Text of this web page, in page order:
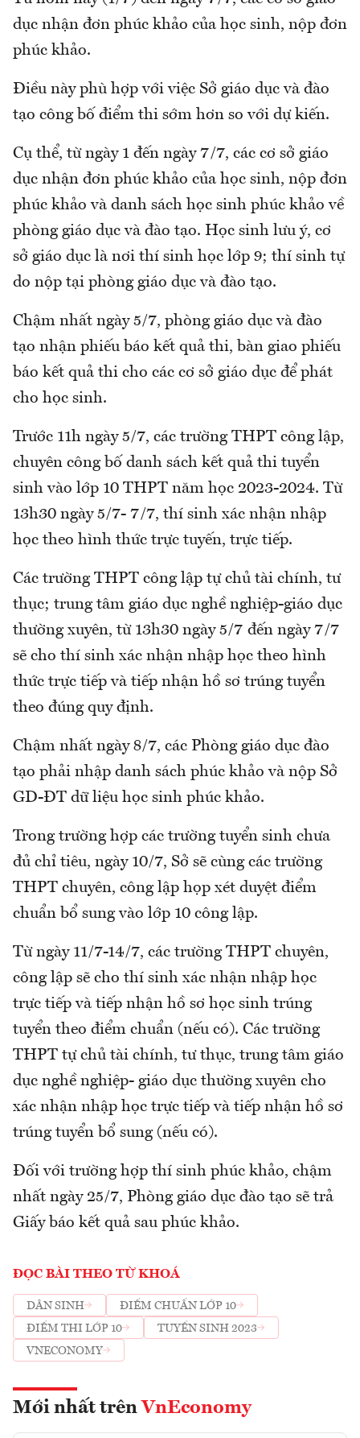
dục nhận đơn phúc khảo của học sinh, nộp đơn
phúc khảo.
Điều này phù hợp với việc Sở giáo dục và đào
tạo công bố điểm thi sớm hơn so với dự kiến.
Cụ thể, từ ngày 1 đến ngày 7/7, các cơ sở giáo
dục nhận đơn phúc khảo của học sinh, nộp đơn
phúc khảo và danh sách học sinh phúc khảo về
phòng giáo dục và đào tạo. Học sinh lưu ý, cơ
sở giáo dục là nơi thí sinh học lớp 9; thí sinh tự
do nộp tại phòng giáo dục và đào tạo.
Chậm nhất ngày 5/7, phòng giáo dục và đào
tạo nhận phiếu báo kết quả thi, bàn giao phiếu
báo kết quả thi cho các cơ sở giáo dục để phát
cho học sinh.
Trước 11h ngày 5/7, các trường THPT công lập,
chuyên công bố danh sách kết quả thi tuyển
sinh vào lớp 10 THPT năm học 2023-2024. Từ
13h30 ngày 5/7- 7/7, thí sinh xác nhận nhập
học theo hình thức trực tuyến, trực tiếp.
Các trường THPT công lập tự chủ tài chính, tư
thục; trung tâm giáo dục nghề nghiệp-giáo dục
thường xuyên, từ 13h30 ngày 5/7 đến ngày 7/7
sẽ cho thí sinh xác nhận nhập học theo hình
thức trực tiếp và tiếp nhận hồ sơ trúng tuyển
theo đúng quy định.
Chậm nhất ngày 8/7, các Phòng giáo dục đào
tạo phải nhập danh sách phúc khảo và nộp Sở
GD-ĐT dữ liệu học sinh phúc khảo.
Trong trường hợp các trường tuyển sinh chưa
đủ chỉ tiêu, ngày 10/7, Sở sẽ cùng các trường
THPT chuyên, công lập họp xét duyệt điểm
chuẩn bổ sung vào lớp 10 công lập.
Từ ngày 11/7-14/7, các trường THPT chuyên,
công lập sẽ cho thí sinh xác nhận nhập học
trực tiếp và tiếp nhận hồ sơ học sinh trúng
tuyển theo điểm chuẩn (nếu có). Các trường
THPT tự chủ tài chính, tư thục, trung tâm giáo
dục nghề nghiệp- giáo dục thường xuyên cho
xác nhận nhập học trực tiếp và tiếp nhận hồ sơ
trúng tuyển bổ sung (nếu có).
Đối với trường hợp thí sinh phúc khảo, chậm
nhất ngày 25/7, Phòng giáo dục đào tạo sẽ trả
Giấy báo kết quả sau phúc khảo.
ĐỌC BÀI THEO TỪ KHOÁ
DÂN SINH
ĐIỂM CHUẨN LỚP 10
ĐIỂM THI LỚP 10
TUYỂN SINH 2023
VNECONOMY
Mới nhất trên VnEconomy